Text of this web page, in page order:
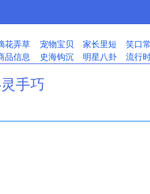
花弄草 宠物宝贝 家长里短 笑口
品信息 史海钩沉 明星八卦 流行
手巧